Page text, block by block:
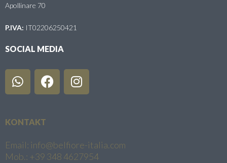
Apollinare 70
P.IVA: IT02206250421
SOCIAL MEDIA
KONTAKT
Email: info@belfiore-italia.com
Mob.: +39 348 4627954